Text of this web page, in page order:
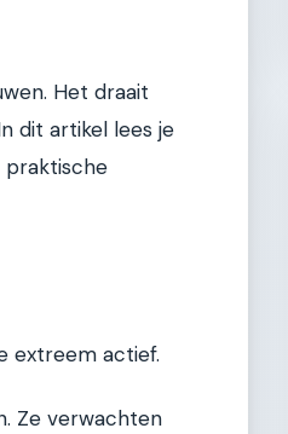
Het draait
dit artikel lees je
praktische
extreem actief.
Ze verwachten